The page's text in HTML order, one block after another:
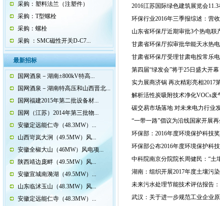
采购：塑料法兰（注塑件）
采购：T型螺栓
采购：螺栓
采购 ：SMC磁性开关D-C7...
最新招标
国网酒泉－湖南±800kV特高...
国网酒泉－湖南特高压和山西晋北...
国网福建2015年第二批设备材...
国网（江苏）2014年第三批物...
安徽定远能仁寺（48.3MW）...
山西岢岚大涧（49.5MW）风...
安徽全椒大山（46MW）风电项...
陕西靖边庞畔（49.5MW）风...
安徽宣城南漪湖（49.5MW）...
山东临沭玉山（48.3MW）风...
安徽定远能仁寺（48.3MW）...
2016江苏国际绿色建筑展览会
环保行业2016年三季报综述：营
山东省环保厅近期审批3个热电联
甘肃省环保厅拟审批华能天水热
甘肃省环保厅受理甘肃电投常乐
第四届“绿发会”将于25日盛大开
实力展商济锅 再次精彩亮相2017
解析活性炭吸附技术净化VOCs
碳交易市场落地 对未来电力行业
“一带一路”倡议为沿线国家开展
环保部：2016年度环境保护科技
环保部公布2016年度环境保护科
中科院南京分院院长周健民：“土
湖南：组织开展2017年度土壤污
未来污水处理节能技术评估报告
武汉：关于进一步规范工业企业